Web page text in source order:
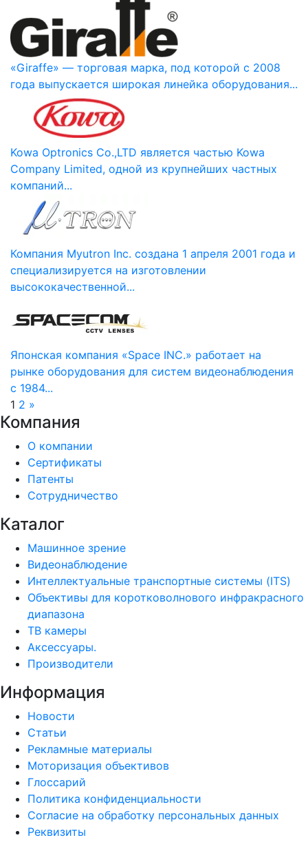
«Giraffe» — торговая марка, под которой с 2008
года выпускается широкая линейка оборудования...
Kowa Optronics Co.,LTD является частью Kowa
Company Limited, одной из крупнейших частных
компаний...
Компания Myutron Inc. создана 1 апреля 2001 года и
специализируется на изготовлении
высококачественной...
Японская компания «Space INC.» работает на
рынке оборудования для систем видеонаблюдения
c 1984...
1 2 »
Компания
О компании
Сертификаты
Патенты
Сотрудничество
Каталог
Машинное зрение
Видеонаблюдение
Интеллектуальные транспортные системы (ITS)
Объективы для коротковолнового инфракрасного
диапазона
ТВ камеры
Аксессуары.
Производители
Информация
Новости
Статьи
Рекламные материалы
Моторизация объективов
Глоссарий
Политика конфиденциальности
Согласие на обработку персональных данных
Реквизиты